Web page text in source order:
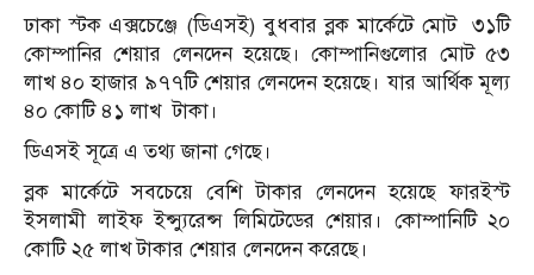
ঢাকা স্টক এক্সচেঞ্জে (ডিএসই) বুধবার ব্লক মার্কেটে মোট ৩১টি
কোম্পানির শেয়ার লেনদেন হয়েছে। কোম্পানিগুলোর মোট ৫৩
লাখ ৪০ হাজার ৯৭৭টি শেয়ার লেনদেন হয়েছে। যার আর্থিক মূল্য
৪০ কোটি ৪১ লাখ টাকা।
ডিএসই সূত্রে এ তথ্য জানা গেছে।
ব্লক মার্কেটে সবচেয়ে বেশি টাকার লেনদেন হয়েছে ফারইস্ট
ইসলামী লাইফ ইন্স্যুরেন্স লিমিটেডের শেয়ার। কোম্পানিটি ২০
কোটি ২৫ লাখ টাকার শেয়ার লেনদেন করেছে।